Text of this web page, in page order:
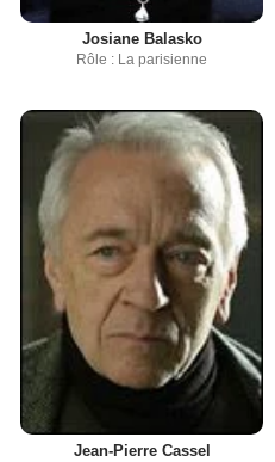
Josiane Balasko
Rôle : La parisienne
Jean-Pierre Cassel